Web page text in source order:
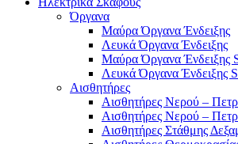
Όργανα
Μαύρα Όργανα Ένδειξης
Λευκά Όργανα Ένδειξης
Μαύρα Όργανα Ένδειξης
Λευκά Όργανα Ένδειξης
Αισθητήρες
Αισθητήρες Νερού –
Αισθητήρες Νερού –
Αισθητήρες Στάθμης